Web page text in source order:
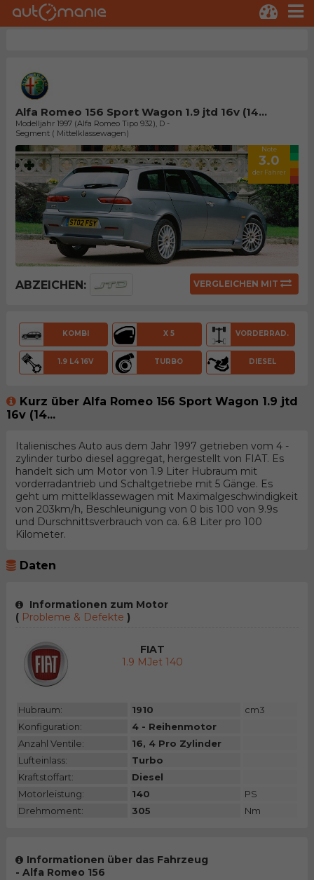
Alfa Romeo 156 Sport Wagon 1.9 jtd 16v (14...
Modelljahr 1997 (Alfa Romeo Tipo 932), D -
Segment ( Mittelklassewagen)
Note
3.0
der Fahrer
ABZEICHEN: VERGLEICHEN MIT
KOMBI X 5 VORDERRAD.
1.9 L4 16V TURBO DIESEL
Kurz über Alfa Romeo 156 Sport Wagon 1.9 jtd
16v (14...
Italienisches Auto aus dem Jahr 1997 getrieben vom 4 -
zylinder turbo diesel aggregat, hergestellt von FIAT. Es
handelt sich um Motor von 1.9 Liter Hubraum mit
vorderradantrieb und Schaltgetriebe mit 5 Gänge. Es
geht um mittelklassewagen mit Maximalgeschwindigkeit
von 203km/h, Beschleunigung von 0 bis 100 von 9.9s
und Durschnittsverbrauch von ca. 6.8 Liter pro 100
Kilometer.
Daten
Informationen zum Motor
(Probleme & Defekte )
FIAT
1.9 MJet 140
Hubraum: 1910
cm3
Konfiguration:
4 - Reihenmotor
Anzahl Ventile:
16, 4 Pro Zylinder
Lufteinlass:
Turbo
Kraftstoffart:
Diesel
Motorleistung:
140
PS
Drehmoment:
305 Nm
Informationen über das Fahrzeug
- Alfa Romeo 156